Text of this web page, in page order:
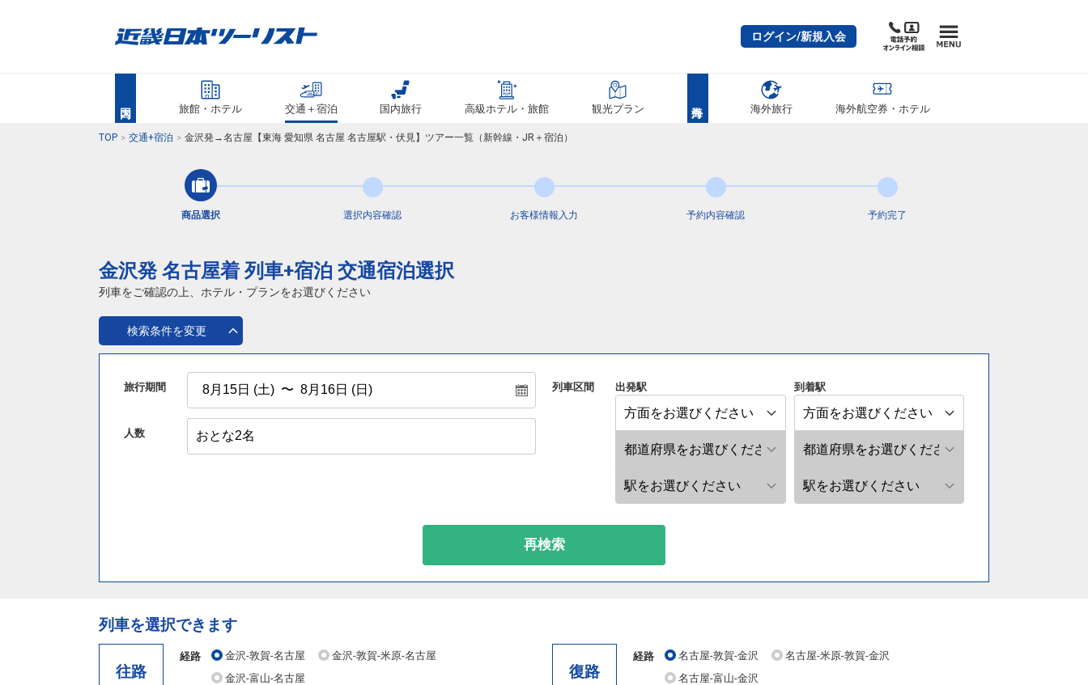
ログイン/新規入会
旅館・ホテル 交通＋宿泊 国内旅行 高級ホテル・旅館 観光プラン 海外旅行 海外航空券・ホテル
TOP 交通+宿泊 金沢発→名古屋【東海 愛知県 名古屋 名古屋駅・伏見】ツアー一覧（新幹線・JR＋宿泊）
商品選択 選択内容確認 お客様情報 入力 予約内容確認 予約完了
金沢発 名古屋着 列車+宿泊 交通宿泊選択
列車をご確認の上、ホテル・プランをお選びください
検索条件を変更
旅行期間
人数
列車区間 出発駅 到着駅
再検索
列車を選択できます
往路
経路 金沢-敦賀-名古屋
金沢-敦賀-米原-名古屋
金沢-富山-名古屋
復路
経路 名古屋-敦賀-金沢
名古屋-米原-敦賀-金沢
名古屋-富山-金沢